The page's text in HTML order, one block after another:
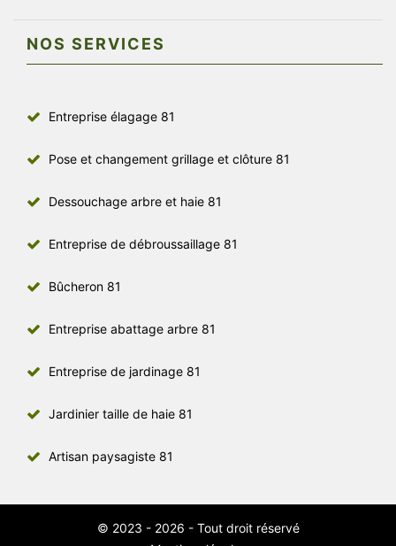
NOS SERVICES
Entreprise élagage 81
Pose et changement grillage et clôture 81
Dessouchage arbre et haie 81
Entreprise de débroussaillage 81
Bûcheron 81
Entreprise abattage arbre 81
Entreprise de jardinage 81
Jardinier taille de haie 81
Artisan paysagiste 81
© 2023 - 2026 - Tout droit réservé